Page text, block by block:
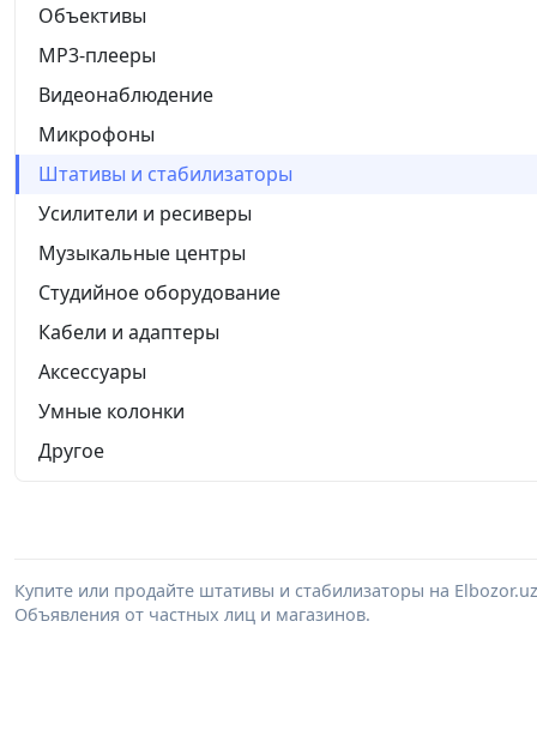
Объективы
MP3-плееры
Видеонаблюдение
Микрофоны
Штативы и стабилизаторы
Усилители и ресиверы
Музыкальные центры
Студийное оборудование
Кабели и адаптеры
Аксессуары
Умные колонки
Другое
Купите или продайте штативы и стабилизаторы на
Объявления от частных лиц и магазинов.